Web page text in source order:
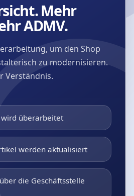
Mehr
ADMV.
um den Shop
zu modernisieren.
Verständnis.
wird überarbeitet
werden aktualisiert
die Geschäftsstelle